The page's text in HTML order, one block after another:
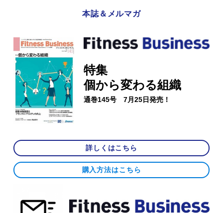
本誌＆メルマガ
特集
個から変わる組織
通巻145号 7月25日発売！
詳しくはこちら
購入方法はこちら